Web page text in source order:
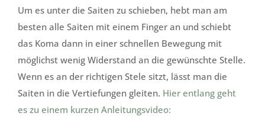
Um es unter die Saiten zu schieben, hebt man am
besten alle Saiten mit einem Finger an und schiebt
das Koma dann in einer schnellen Bewegung mit
möglichst wenig Widerstand an die gewünschte Stelle.
Wenn es an der richtigen Stele sitzt, lässt man die
Saiten in die Vertiefungen gleiten. Hier entlang geht
es zu einem kurzen Anleitungsvideo: